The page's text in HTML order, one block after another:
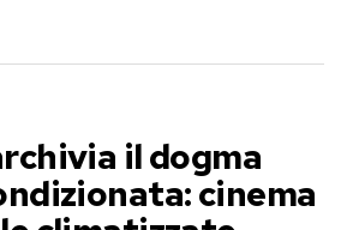
il dogma
cinema